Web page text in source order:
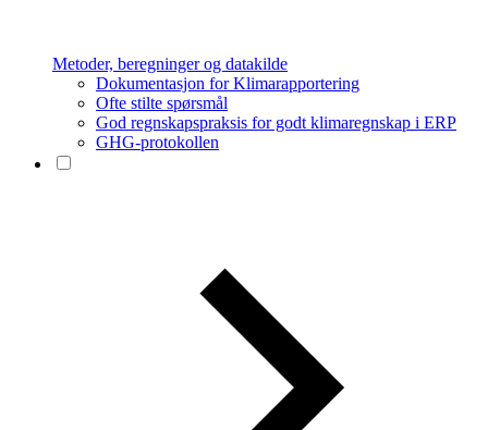
Metoder, beregninger og datakilde
Dokumentasjon for Klimarapportering
Ofte stilte spørsmål
God regnskapspraksis for godt klimaregnskap i ERP
GHG-protokollen